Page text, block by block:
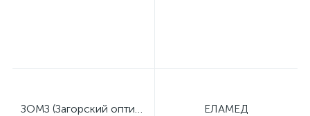
ЗОМЗ (Загорский оптико-механический завод) ЕЛАМЕД